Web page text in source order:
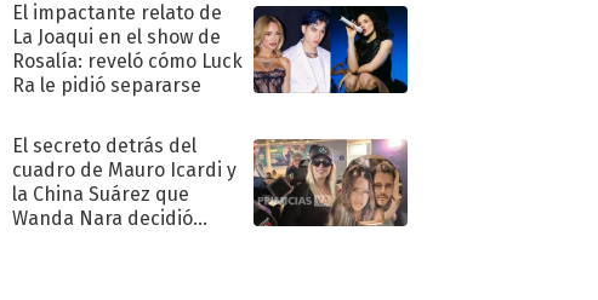
El impactante relato de
La Joaqui en el show de
Rosalía: reveló cómo Luck
Ra le pidió separarse
El secreto detrás del
cuadro de Mauro Icardi y
la China Suárez que
Wanda Nara decidió